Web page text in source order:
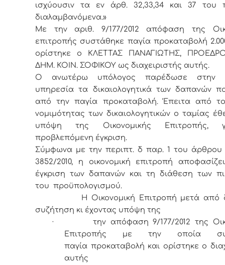
ισχύουσιν τα εν άρθ. 32,33,34 και 37 του
διαλαμβανόμενα.»
Με την αριθ. 9/177/2012 απόφαση της
επιτροπής συστάθηκε παγία προκαταβολή
ορίστηκε ο ΚΛΕΤΤΑΣ ΠΑΝΑΓΙΩΤΗΣ,
ΔΗΜ. ΚΟΙΝ. ΣΟΦΙΚΟΥ ως διαχειριστής αυτής.
Ο ανωτέρω υπόλογος παρέδωσε στην
υπηρεσία τα δικαιολογητικά των δαπανών
από την παγία προκαταβολή. Έπειτα από
νομιμότητας των δικαιολογητικών ο ταμίας
υπόψη της Οικονομικής Επιτροπής,
προβλεπόμενη έγκριση.
Σύμφωνα με την περιπτ. δ παρ. 1 του άρθρου
3852/2010, η οικονομική επιτροπή
έγκριση των δαπανών και τη διάθεση των
του προϋπολογισμού.
Η Οικονομική Επιτροπή μετά από
συζήτηση κι έχοντας υπόψη της
·
την απόφαση 9/177/2012 της
Επιτροπής με την οποία
παγία προκαταβολή και ορίστηκε ο
αυτής